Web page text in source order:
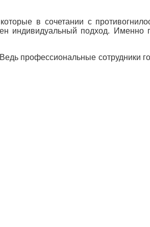
в сочетании с
индивидуальный подход. Именно
профессиональные сотрудники